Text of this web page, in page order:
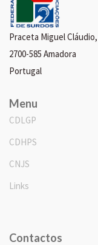
Praceta Miguel
2700-585 Amadora
Portugal
Menu
CDLGP
CDHPS
CNJS
Links
Contactos